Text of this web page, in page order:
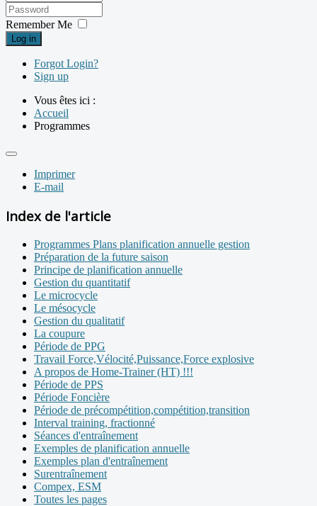
Remember Me
Log in
Forgot Login?
Sign up
Vous êtes ici :
Accueil
Programmes
Imprimer
E-mail
Index de l'article
Programmes Plans planification annuelle gestion
Préparation de la future saison
Principe de planification annuelle
Gestion du quantitatif
Le microcycle
Le mésocycle
Gestion du qualitatif
La coupure
Période de PPG
Travail Force,Vélocité,Puissance,Force explosive
A propos de Home-Trainer (HT) !!!
Période de PPS
Période Foncière
Période de précompétition,compétition,transition
Interval training, fractionné
Séances d'entraînement
Exemples de planification annuelle
Exemples plan d'entraînement
Surentraînement
Compex, ESM
Toutes les pages